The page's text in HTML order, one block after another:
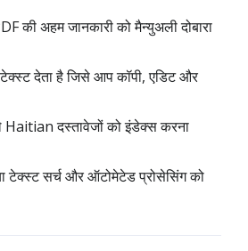
की अहम जानकारी को मैन्युअली दोबारा
देता है जिसे आप कॉपी, एडिट और
Haitian दस्तावेजों को इंडेक्स करना
टेक्स्ट सर्च और ऑटोमेटेड प्रोसेसिंग को